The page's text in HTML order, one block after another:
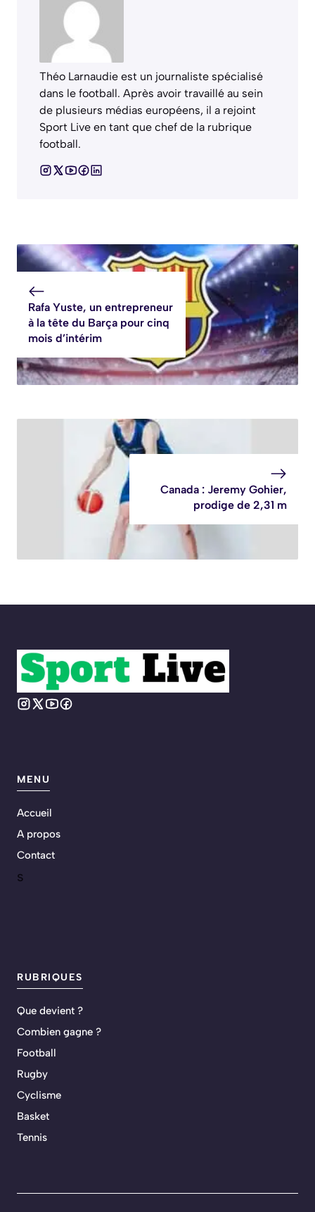
Théo Larnaudie est un journaliste spécialisé
dans le football. Après avoir travaillé au sein
de plusieurs médias européens, il a rejoint
Sport Live en tant que chef de la rubrique
football.
Rafa Yuste, un entrepreneur
à la tête du Barça pour cinq
mois d’intérim
Canada : Jeremy Gohier,
prodige de 2,31 m
MENU
Accueil
A propos
Contact
s
RUBRIQUES
Que devient ?
Combien gagne ?
Football
Rugby
Cyclisme
Basket
Tennis